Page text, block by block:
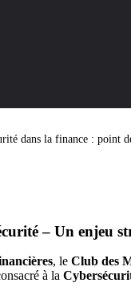
dans la finance : point
– Un enjeu
, le Club des
à la